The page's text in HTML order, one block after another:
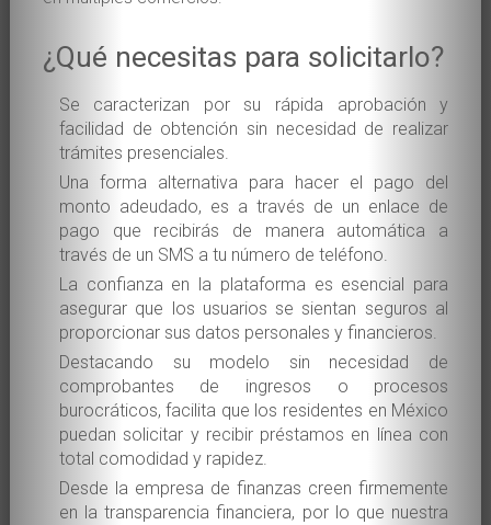
¿Qué necesitas para solicitarlo?
Se caracterizan por su rápida aprobación y
facilidad de obtención sin necesidad de realizar
trámites presenciales.
Una forma alternativa para hacer el pago del
monto adeudado, es a través de un enlace de
pago que recibirás de manera automática a
través de un SMS a tu número de teléfono.
La confianza en la plataforma es esencial para
asegurar que los usuarios se sientan seguros al
proporcionar sus datos personales y financieros.
Destacando su modelo sin necesidad de
comprobantes de ingresos o procesos
burocráticos, facilita que los residentes en México
puedan solicitar y recibir préstamos en línea con
total comodidad y rapidez.
Desde la empresa de finanzas creen firmemente
en la transparencia financiera, por lo que nuestra